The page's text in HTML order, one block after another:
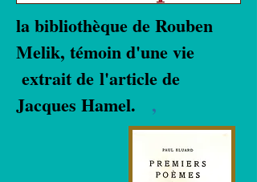
la bibliothèque de Rouben
Melik, témoin d'une vie
extrait de l'article de
Jacques Hamel. ,